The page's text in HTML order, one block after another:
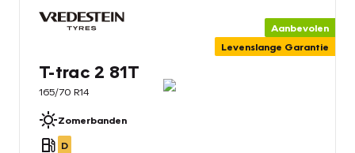
Aanbevolen
Levenslange Garantie
T-trac 2 81T
165/70 R14
Zomerbanden
D